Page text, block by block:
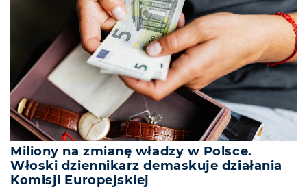
Miliony na zmianę władzy w Polsce.
Włoski dziennikarz demaskuje działania
Komisji Europejskiej